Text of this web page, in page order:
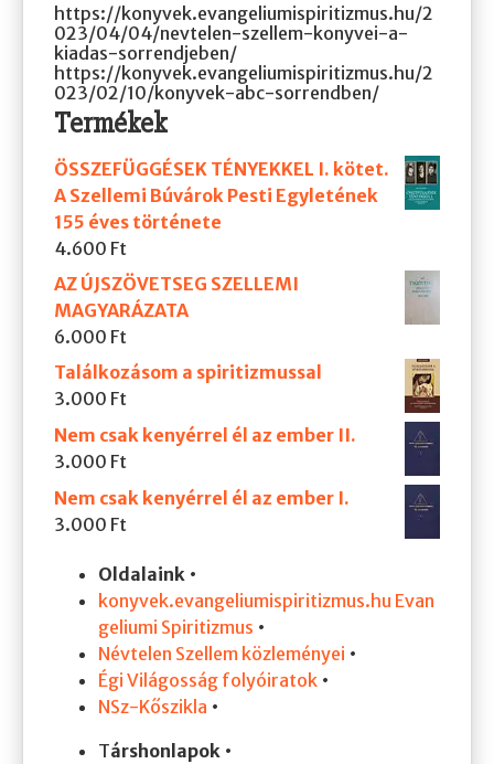
https://konyvek.evangeliumispiritizmus.hu/2
023/04/04/nevtelen-szellem-konyvei-a-
kiadas-sorrendjeben/
https://konyvek.evangeliumispiritizmus.hu/2
023/02/10/konyvek-abc-sorrendben/
Termékek
ÖSSZEFÜGGÉSEK TÉNYEKKEL I. kötet.
A Szellemi Búvárok Pesti Egyletének
155 éves története
4.600 Ft
AZ ÚJSZÖVETSEG SZELLEMI
MAGYARÁZATA
6.000 Ft
Találkozásom a spiritizmussal
3.000 Ft
Nem csak kenyérrel él az ember II.
3.000 Ft
Nem csak kenyérrel él az ember I.
3.000 Ft
Oldalaink •
konyvek.evangeliumispiritizmus.hu Evan
geliumi Spiritizmus •
Névtelen Szellem közleményei •
Égi Világosság folyóiratok •
NSz-Kőszikla •
Társhonlapok •